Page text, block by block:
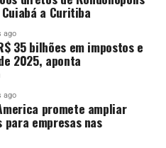
famílias acompanharem
a proteção de dados
de justiça, já tem uma
de conciliação designada
a Curitiba
ago
35 bilhões em impostos e
2025, aponta
ago
promete ampliar
empresas nas